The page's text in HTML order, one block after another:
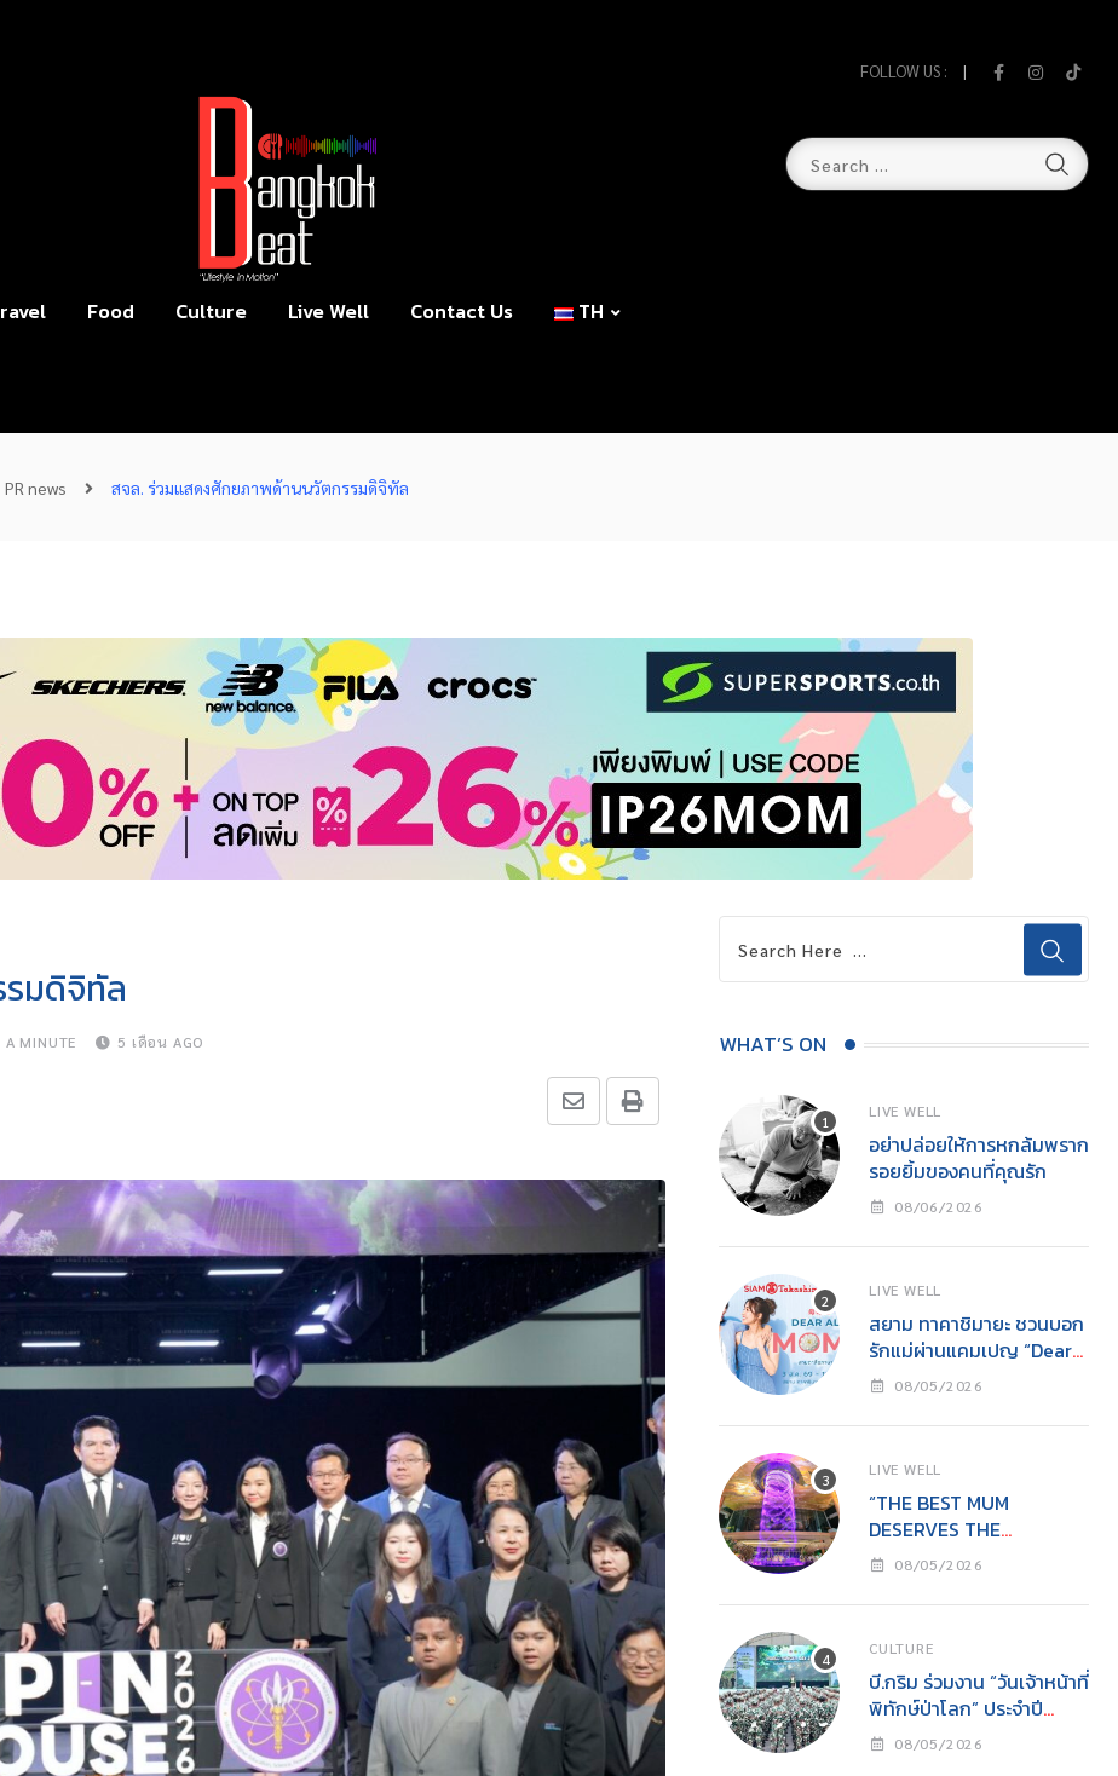
FOLLOW US :
Food Culture Live Well Contact Us TH
PR news สจล. ร่วมแสดงศักยภาพด้านนวัตกรรมดิจิทัล
มดิจิทัล
A MINUTE 5 เดือน AGO WHAT’S ON
LIVE WELL
อย่าปล่อยให้การหกล้มพราก
รอยยิ้มของคนที่คุณรัก
08/06/2026
LIVE WELL
สยาม ทาคาชิมายะ ชวนบอก
รักแม่ผ่านแคมเปญ “Dear
All Moms”ช็อปคุ้ม รับของ
อบอุ่นวันแม่
08/05/2026
LIVE WELL
“THE BEST MUM
DESERVES THE
BEST”ไอคอนสยามชวนลูก
ในวันแม่
08/05/2026
CULTURE
บี.กริม ร่วมงาน “วันเจ้าหน้าที่
พิทักษ์ป่าโลก” ประจำปี
2569สนับสนุนการปฏิบัติ
08/05/2026